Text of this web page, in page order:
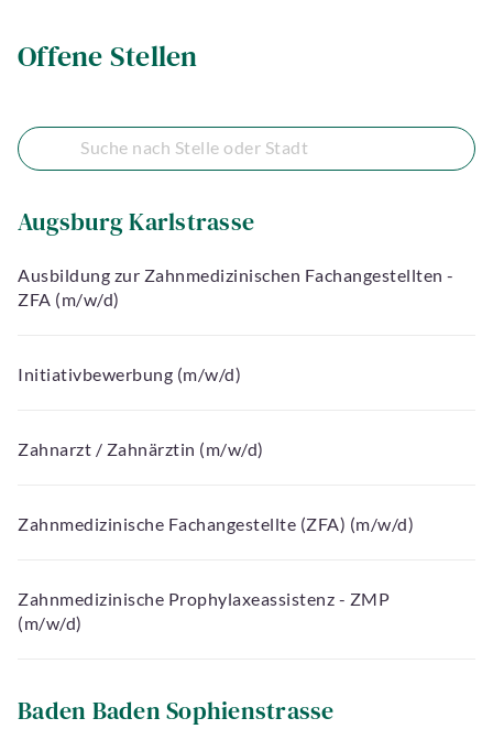
Offene Stellen
Augsburg Karlstrasse
Ausbildung zur Zahnmedizinischen Fachangestellten -
ZFA (m/w/d)
Initiativbewerbung (m/w/d)
Zahnarzt / Zahnärztin (m/w/d)
Zahnmedizinische Fachangestellte (ZFA) (m/w/d)
Zahnmedizinische Prophylaxeassistenz - ZMP
(m/w/d)
Baden Baden Sophienstrasse